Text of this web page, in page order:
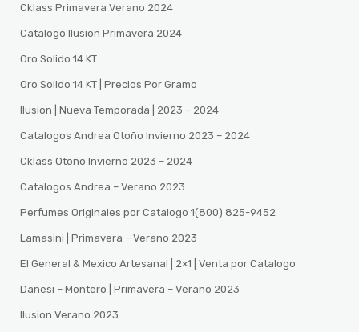
Cklass Primavera Verano 2024
Catalogo Ilusion Primavera 2024
Oro Solido 14 KT
Oro Solido 14 KT | Precios Por Gramo
Ilusion | Nueva Temporada | 2023 – 2024
Catalogos Andrea Otoño Invierno 2023 – 2024
Cklass Otoño Invierno 2023 – 2024
Catalogos Andrea – Verano 2023
Perfumes Originales por Catalogo 1(800) 825-9452
Lamasini | Primavera – Verano 2023
El General & Mexico Artesanal | 2×1 | Venta por Catalogo
Danesi – Montero | Primavera – Verano 2023
Ilusion Verano 2023